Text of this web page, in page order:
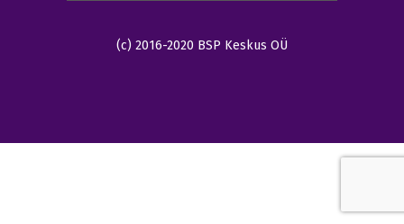
(c) 2016-2020 BSP Keskus OÜ